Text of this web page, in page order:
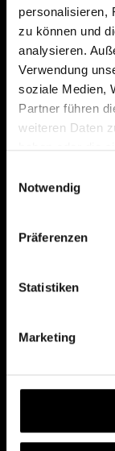
personalisieren,
zu können und
analysieren.
Verwendung
soziale Medien,
Partner führen
weiteren Daten
Notwendig
Präferenzen
Statistiken
Marketing
Das erste
0€
knapp 2000
All rights reserved.
Depot eröffnen
Depot
Konditionen